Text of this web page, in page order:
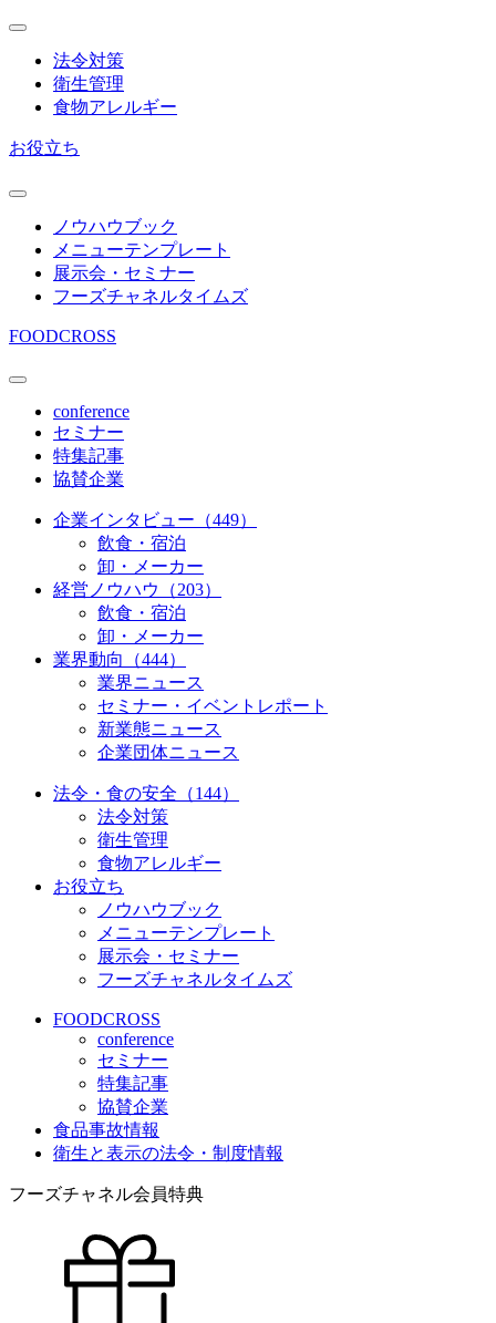
法令対策
衛生管理
食物アレルギー
お役立ち
ノウハウブック
メニューテンプレート
展示会・セミナー
フーズチャネルタイムズ
FOODCROSS
conference
セミナー
特集記事
協賛企業
企業インタビュー（449）
飲食・宿泊
卸・メーカー
経営ノウハウ（203）
飲食・宿泊
卸・メーカー
業界動向（444）
業界ニュース
セミナー・イベントレポート
新業態ニュース
企業団体ニュース
法令・食の安全（144）
法令対策
衛生管理
食物アレルギー
お役立ち
ノウハウブック
メニューテンプレート
展示会・セミナー
フーズチャネルタイムズ
FOODCROSS
conference
セミナー
特集記事
協賛企業
食品事故情報
衛生と表示の法令・制度情報
フーズチャネル会員特典